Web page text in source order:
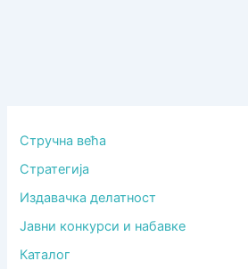
Стручна већа
Стратегија
Издавачка делатност
Јавни конкурси и набавке
Каталог